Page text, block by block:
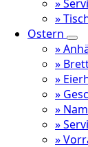
»
»
Ostern
»
»
»
»
»
»
»